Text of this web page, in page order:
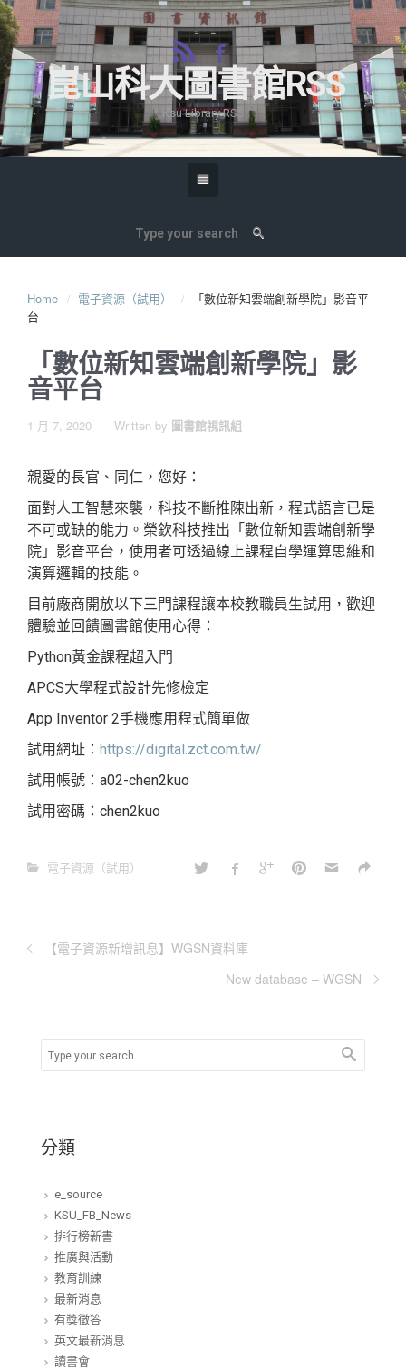
崑山科大圖書館RSS
Ksu Library RSS
Home 電子資源（試用）
「數位新知雲端創新學院」影音平
台
「數位新知雲端創新學院」影
音平台
1 月 7, 2020 Written by 圖書館視訊組
親愛的長官、同仁，您好：
面對人工智慧來襲，科技不斷推陳出新，程式語言已是
不可或缺的能力。榮欽科技推出「數位新知雲端創新學
院」影音平台，使用者可透過線上課程自學運算思維和
演算邏輯的技能。
目前廠商開放以下三門課程讓本校教職員生試用，歡迎
體驗並回饋圖書館使用心得：
Python黃金課程超入門
APCS大學程式設計先修檢定
App Inventor 2手機應用程式簡單做
試用網址： https://digital.zct.com.tw/
試用帳號：a02-chen2kuo
試用密碼：chen2kuo
電子資源（試用）
【電子資源新增訊息】WGSN資料庫
New database – WGSN
分類
e_source
KSU_FB_News
排行榜新書
推廣與活動
教育訓練
最新消息
有獎徵答
英文最新消息
讀書會